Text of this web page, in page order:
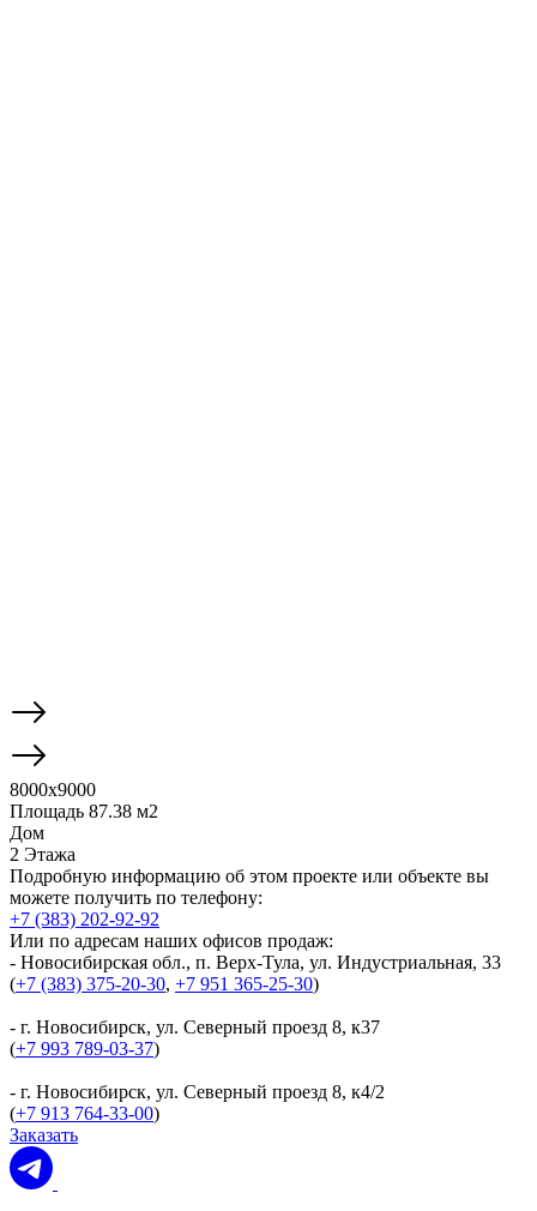
8000x9000
Площадь 87.38 м2
Дом
2 Этажа
Подробную информацию об этом проекте или объекте вы
можете получить по телефону:
+7 (383) 202-92-92
Или по адресам наших офисов продаж:
- Новосибирская обл., п. Верх-Тула, ул. Индустриальная, 33
(+7 (383) 375-20-30, +7 951 365-25-30)
- г. Новосибирск, ул. Северный проезд 8, к37
(+7 993 789-03-37)
- г. Новосибирск, ул. Северный проезд 8, к4/2
(+7 913 764-33-00)
Заказать